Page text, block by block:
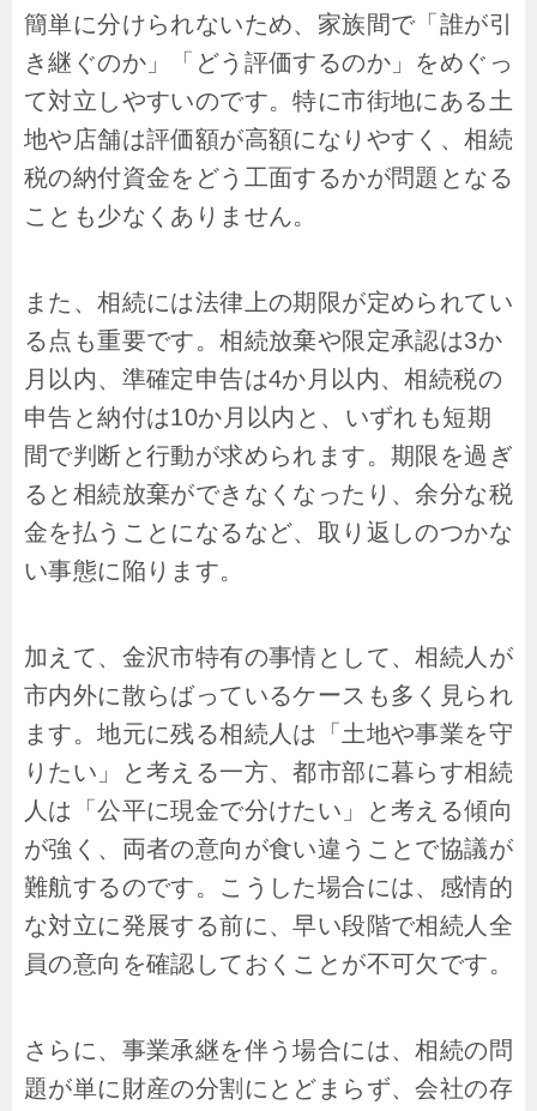
簡単に分けられないため、家族間で「誰が引
き継ぐのか」「どう評価するのか」をめぐっ
て対立しやすいのです。特に市街地にある土
地や店舗は評価額が高額になりやすく、相続
税の納付資金をどう工面するかが問題となる
ことも少なくありません。
また、相続には法律上の期限が定められてい
る点も重要です。相続放棄や限定承認は3か
月以内、準確定申告は4か月以内、相続税の
申告と納付は10か月以内と、いずれも短期
間で判断と行動が求められます。期限を過ぎ
ると相続放棄ができなくなったり、余分な税
金を払うことになるなど、取り返しのつかな
い事態に陥ります。
加えて、金沢市特有の事情として、相続人が
市内外に散らばっているケースも多く見られ
ます。地元に残る相続人は「土地や事業を守
りたい」と考える一方、都市部に暮らす相続
人は「公平に現金で分けたい」と考える傾向
が強く、両者の意向が食い違うことで協議が
難航するのです。こうした場合には、感情的
な対立に発展する前に、早い段階で相続人全
員の意向を確認しておくことが不可欠です。
さらに、事業承継を伴う場合には、相続の問
題が単に財産の分割にとどまらず、会社の存